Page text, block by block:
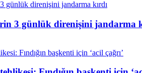
3 günlük direnişini jandarma